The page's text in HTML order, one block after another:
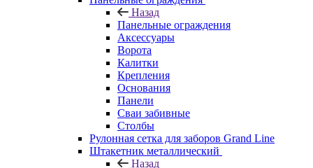
Назад
Панельные ограждения
Аксессуары
Ворота
Калитки
Крепления
Основания
Панели
Сваи забивные
Столбы
Рулонная сетка для заборов Grand Line
Штакетник металлический
Назад